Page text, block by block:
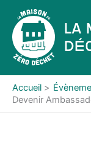
contenu
La
Accueil
Devenir